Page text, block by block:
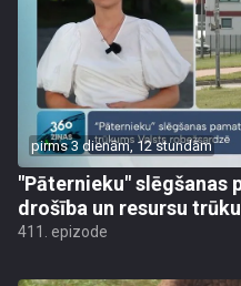
pirms 3 dienām, 12 stundām
"Pāternieku" slēgšanas
drošība un resursu
411. epizode